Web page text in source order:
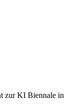
zur KI Biennale in